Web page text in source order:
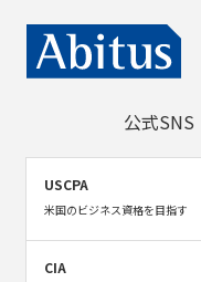
公式SNS
USCPA
米国のビジネス資格を目指す
CIA